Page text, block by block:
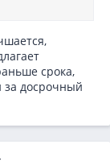
срока,
за досрочный